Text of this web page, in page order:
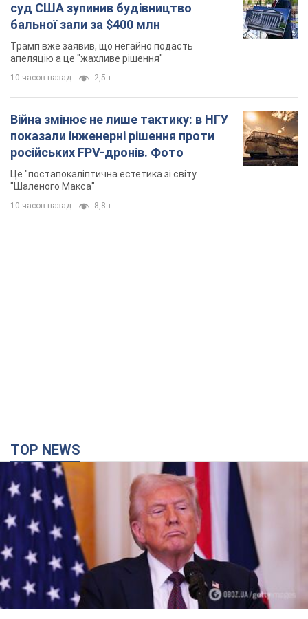
суд США зупинив будівництво
бальної зали за $400 млн
Трамп вже заявив, що негайно подасть
апеляцію а це "жахливе рішення"
10 часов назад 2,5 т.
Війна змінює не лише тактику: в НГУ
показали інженерні рішення проти
російських FPV-дронів. Фото
Це "постапокаліптична естетика зі світу
"Шаленого Макса"
10 часов назад 8,8 т.
TOP NEWS